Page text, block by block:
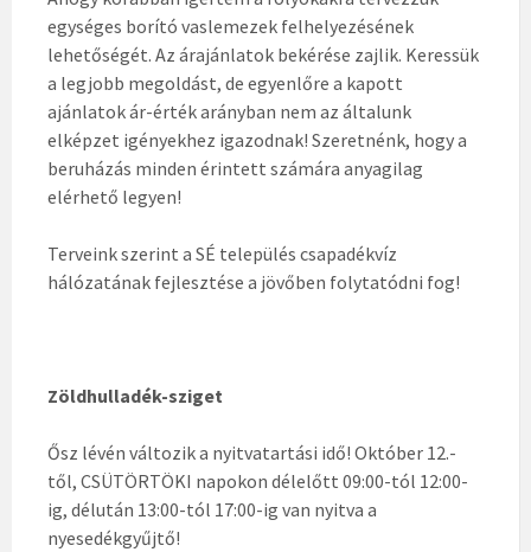
egységes borító vaslemezek felhelyezésének
lehetőségét. Az árajánlatok bekérése zajlik. Keressük
a legjobb megoldást, de egyenlőre a kapott
ajánlatok ár-érték arányban nem az általunk
elképzet igényekhez igazodnak! Szeretnénk, hogy a
beruházás minden érintett számára anyagilag
elérhető legyen!
Terveink szerint a SÉ település csapadékvíz
hálózatának fejlesztése a jövőben folytatódni fog!
Zöldhulladék-sziget
Ősz lévén változik a nyitvatartási idő! Október 12.-
től, CSÜTÖRTÖKI napokon délelőtt 09:00-tól 12:00-
ig, délután 13:00-tól 17:00-ig van nyitva a
nyesedékgyűjtő!